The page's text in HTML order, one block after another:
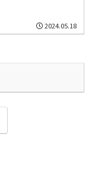
2024.05.18